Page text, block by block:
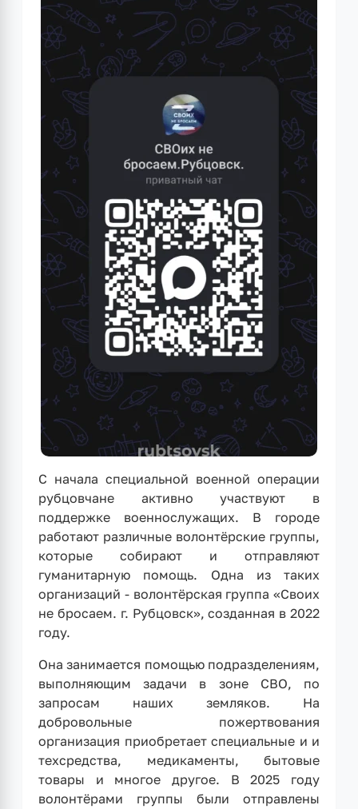
С начала специальной военной операции
рубцовчане активно участвуют в
поддержке военнослужащих. В городе
работают различные волонтёрские группы,
которые собирают и отправляют
гуманитарную помощь. Одна из таких
организаций - волонтёрская группа «Своих
не бросаем. г. Рубцовск», созданная в 2022
году.
Она занимается помощью подразделениям,
выполняющим задачи в зоне СВО, по
запросам наших земляков. На
добровольные пожертвования
организация приобретает специальные и и
техсредства, медикаменты, бытовые
товары и многое другое. В 2025 году
волонтёрами группы были отправлены